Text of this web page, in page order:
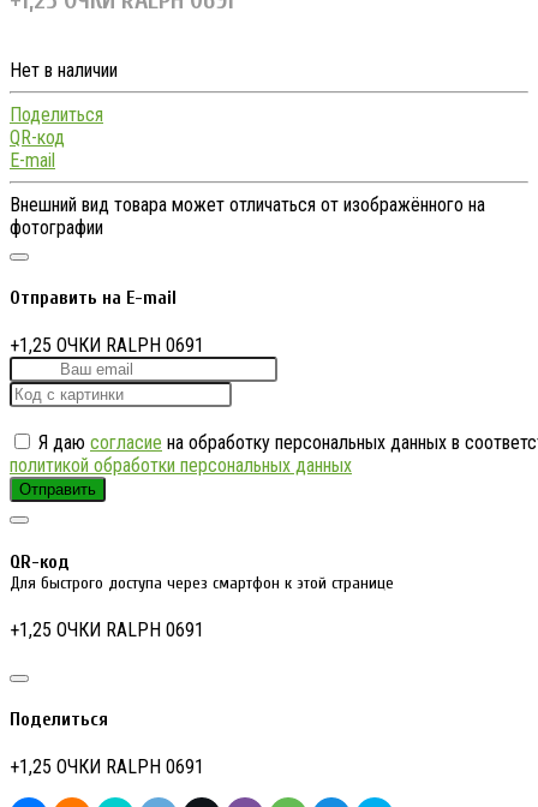
Нет в наличии
Поделиться
QR-код
E-mail
Внешний вид товара может отличаться от изображённого на
фотографии
Отправить на E-mail
+1,25 ОЧКИ RALPH 0691
Я даю согласие на обработку персональных данных в
политикой обработки персональных данных
Отправить
QR-код
Для быстрого доступа через смартфон к этой странице
+1,25 ОЧКИ RALPH 0691
Поделиться
+1,25 ОЧКИ RALPH 0691